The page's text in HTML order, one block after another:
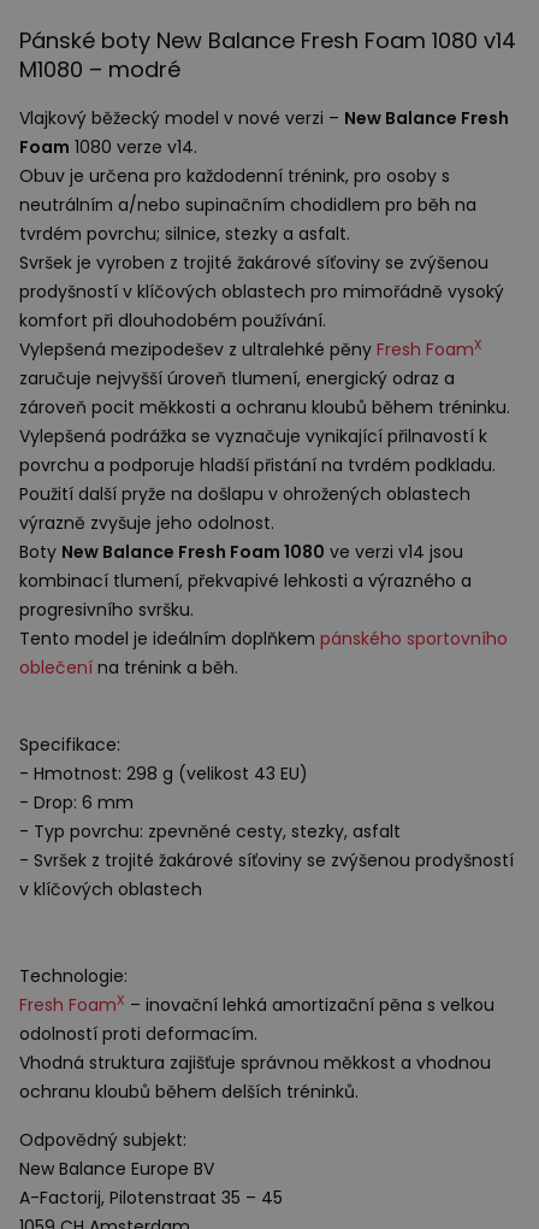
Pánské boty New Balance Fresh Foam 1080 v14
M1080 – modré
Vlajkový běžecký model v nové verzi – New Balance Fresh
Foam 1080 verze v14.
Obuv je určena pro každodenní trénink, pro osoby s
neutrálním a/nebo supinačním chodidlem pro běh na
tvrdém povrchu; silnice, stezky a asfalt.
Svršek je vyroben z trojité žakárové síťoviny se zvýšenou
prodyšností v klíčových oblastech pro mimořádně vysoký
komfort při dlouhodobém používání.
Vylepšená mezipodešev z ultralehké pěny Fresh FoamX
zaručuje nejvyšší úroveň tlumení, energický odraz a
zároveň pocit měkkosti a ochranu kloubů během tréninku.
Vylepšená podrážka se vyznačuje vynikající přilnavostí k
povrchu a podporuje hladší přistání na tvrdém podkladu.
Použití další pryže na došlapu v ohrožených oblastech
výrazně zvyšuje jeho odolnost.
Boty New Balance Fresh Foam 1080 ve verzi v14 jsou
kombinací tlumení, překvapivé lehkosti a výrazného a
progresivního svršku.
Tento model je ideálním doplňkem pánského sportovního
oblečení na trénink a běh.
Specifikace:
- Hmotnost: 298 g (velikost 43 EU)
- Drop: 6 mm
- Typ povrchu: zpevněné cesty, stezky, asfalt
- Svršek z trojité žakárové síťoviny se zvýšenou prodyšností
v klíčových oblastech
Technologie:
Fresh FoamX – inovační lehká amortizační pěna s velkou
odolností proti deformacím.
Vhodná struktura zajišťuje správnou měkkost a vhodnou
ochranu kloubů během delších tréninků.
Odpovědný subjekt:
New Balance Europe BV
A-Factorij, Pilotenstraat 35 – 45